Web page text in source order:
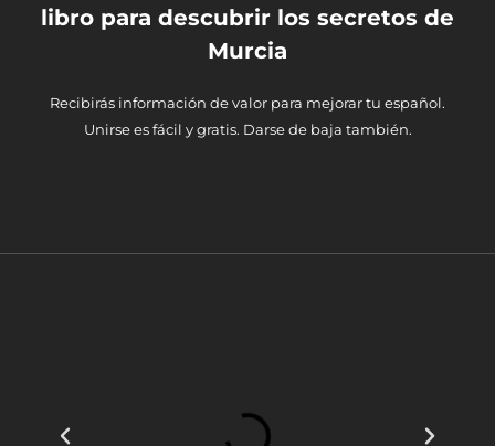
libro para descubrir los secretos de
Murcia
Recibirás información de valor para mejorar tu español.
Unirse es fácil y gratis. Darse de baja también.